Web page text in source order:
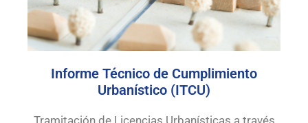
Informe Técnico de Cumplimiento
Urbanístico (ITCU)
Tramitación de Licencias Urbanísticas a través